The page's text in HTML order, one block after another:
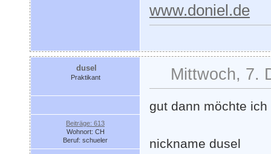
www.doniel.de
dusel
Praktikant
Beiträge: 613
Wohnort: CH
Beruf: schueler
Mittwoch, 7.
gut dann möchte
nickname dusel